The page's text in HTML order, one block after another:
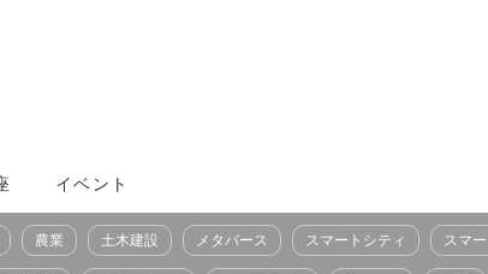
イベント
農業 土木建設 メタバース スマートシティ スマ